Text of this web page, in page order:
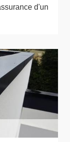
d'un